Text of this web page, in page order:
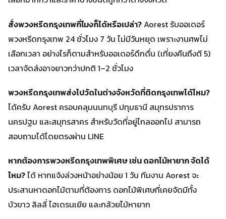
สั่งพวงหรีดกรุงเทพกี่โมงก็ได้หรือเปล่า?Aorest รับออเดอร์
พวงหรีดกรุงเทพ 24 ชั่วโมง 7 วัน ไม่มีวันหยุด เพราะงานศพไม่
เลือกเวลา อย่างไรก็ตามสำหรับออเดอร์ดึกดื่น (เที่ยงคืนถึงตี 5)
เวลาจัดส่งอาจยาวกว่าปกติ 1–2 ชั่วโมง
พวงหรีดกรุงเทพส่งไปวัดในต่างจังหวัดที่ติดกรุงเทพได้ไหม?
ได้ครับ Aorest ครอบคลุมนนทบุรี ปทุมธานี สมุทรปราการ
นครปฐม และสมุทรสาคร สำหรับวัดที่อยู่ไกลออกไป สามารถ
สอบถามได้โดยตรงผ่าน LINE
หากต้องการพวงหรีดกรุงเทพพิเศษ เช่น ดอกไม้หายาก จัดได้
ไหม?ได้ หากแจ้งล่วงหน้าอย่างน้อย 1 วัน ทีมงาน Aorest จะ
ประสานหาดอกไม้ตามที่ต้องการ ดอกไม้พิเศษที่เคยจัดมีทั้ง
บัวขาว ลิลลี่ ไฮเดรนเยีย และกล้วยไม้หายาก